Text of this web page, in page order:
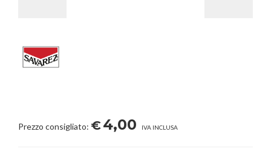
Prezzo consigliato: €4,00 IVA INCLUSA